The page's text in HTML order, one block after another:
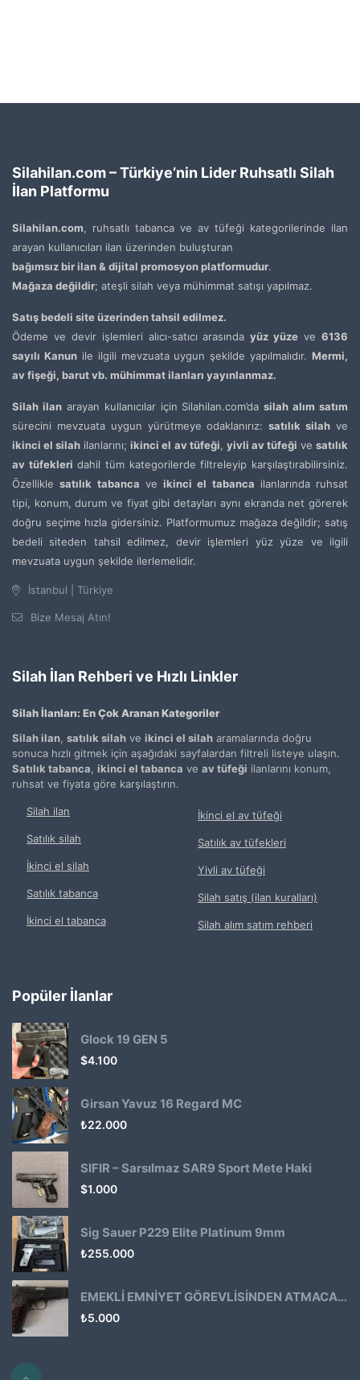
Silahilan.com – Türkiye’nin Lider Ruhsatlı Silah
İlan Platformu
Silahilan.com, ruhsatlı tabanca ve av tüfeği kategorilerinde ilan
arayan kullanıcıları ilan üzerinden buluşturan
bağımsız bir ilan & dijital promosyon platformudur.
Mağaza değildir; ateşli silah veya mühimmat satışı yapılmaz.
Satış bedeli site üzerinden tahsil edilmez.
Ödeme ve devir işlemleri alıcı-satıcı arasındayüz yüze ve6136
sayılı Kanunile ilgili mevzuata uygun şekilde yapılmalıdır. Mermi,
av fişeği, barut vb. mühimmat ilanları yayınlanmaz.
Silah ilanarayan kullanıcılar için Silahilan.com’dasilah alım satım
sürecini mevzuata uygun yürütmeye odaklanırız:satılık silah ve
ikinci el silah ilanlarını;ikinci el av tüfeği, yivli av tüfeği vesatılık
av tüfekleri dahil tüm kategorilerde filtreleyip karşılaştırabilirsiniz.
Özelliklesatılık tabanca ve ikinci el tabanca ilanlarında ruhsat
tipi, konum, durum ve fiyat gibi detayları aynı ekranda net görerek
doğru seçime hızla gidersiniz. Platformumuz mağaza değildir; satış
bedeli siteden tahsil edilmez, devir işlemleri yüz yüze ve ilgili
mevzuata uygun şekilde ilerlemelidir.
İstanbul | Türkiye
Bize Mesaj Atın!
Silah İlan Rehberi ve Hızlı Linkler
Silah İlanları: En Çok Aranan Kategoriler
Silah ilan satılık silah ve ikinci el silah aramalarında doğru
sonuca hızlı gitmek için aşağıdaki sayfalardan filtreli listeye ulaşın.
Satılık tabanca ikinci el tabanca ve av tüfeği ilanlarını konum,
ruhsat ve fiyata göre karşılaştırın.
Silah ilan
Satılık silah
İkinci el silah
Satılık tabanca
İkinci el tabanca
İkinci el av tüfeği
Satılık av tüfekleri
Yivli av tüfeği
Silah satış (ilan kuralları)
Silah alım satım rehberi
Popüler İlanlar
Glock 19 GEN 5
$4.100
Girsan Yavuz 16 Regard MC
₺22.000
SIFIR – Sarsılmaz SAR9 Sport Mete Haki
$1.000
Sig Sauer P229 Elite Platinum 9mm
₺255.000
EMEKLİ EMNİYET GÖREVLİSİNDEN ATMACA 53 KLASİK14
₺5.000